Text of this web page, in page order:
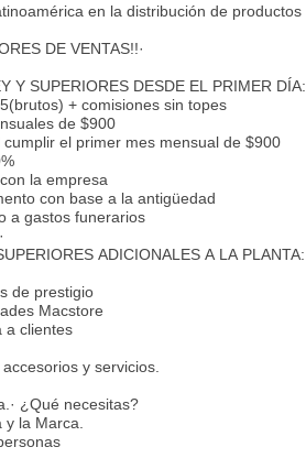
en la distribución de
DE VENTAS!!·
Y SUPERIORES DESDE EL PRIMER DÍA:
+ comisiones sin topes
de $900
el primer mes mensual de $900
la empresa
con base a la antigüedad
a gastos funerarios
ADICIONALES A LA PLANTA:
de prestigio
Macstore
a clientes
y servicios.
¿Qué necesitas?
la Marca.